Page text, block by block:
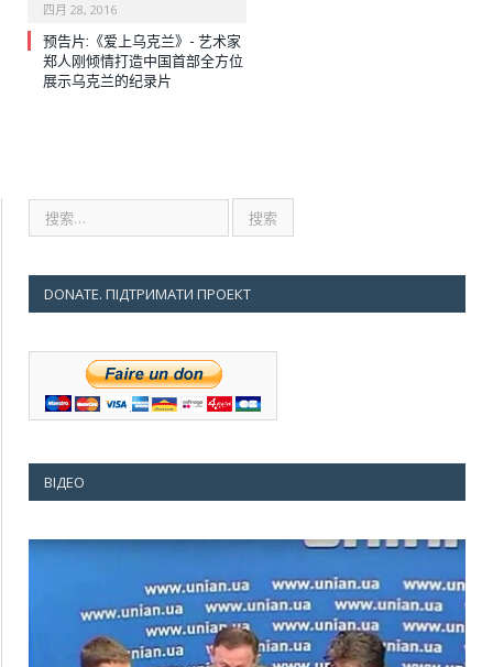
四月 28, 2016
预告片:《爱上乌克兰》- 艺术家
郑人刚倾情打造中国首部全方位
展示乌克兰的纪录片
DONATE. ПІДТРИМАТИ ПРОЕКТ
ВІДЕО